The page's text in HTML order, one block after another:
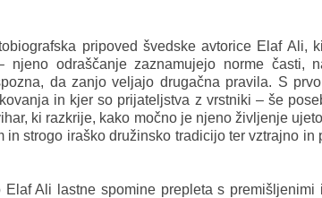
pripoved švedske avtorice Elaf Ali,
odraščanje zaznamujejo norme časti,
da zanjo veljajo drugačna pravila. S
in kjer so prijateljstva z vrstniki – še
ki razkrije, kako močno je njeno življenje
strogo iraško družinsko tradicijo ter vztrajno in
Ali lastne spomine prepleta s premišljenimi